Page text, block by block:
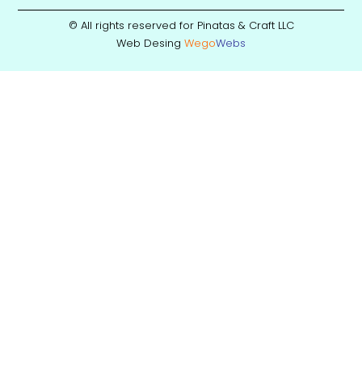
© All rights reserved for Pinatas & Craft LLC
Web Desing WegoWebs